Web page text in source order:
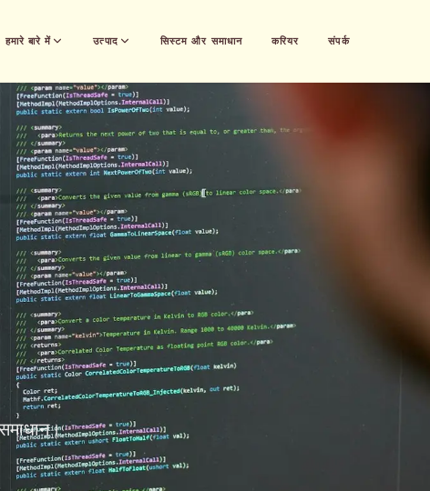
हमारे बारे में उत्पाद सिस्टम और समाधान करियर संपर्क